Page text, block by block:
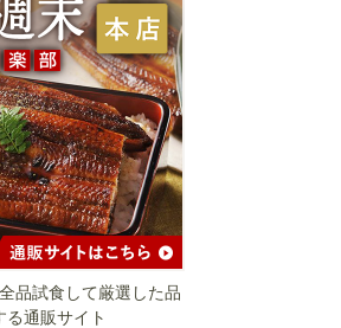
品試食して厳選した品
る通販サイト